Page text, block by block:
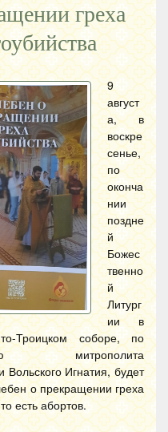
греха
9
август
а, в
воскре
сенье,
по
оконча
нии
поздне
й
Божес
твенно
й
Литург
ии в
Троицком соборе, по
митрополита
Вольского Игнатия, будет
о прекращении греха
то есть абортов.